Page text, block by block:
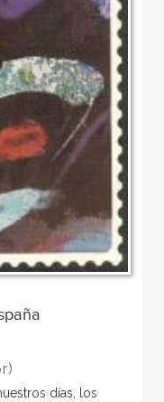
días, los